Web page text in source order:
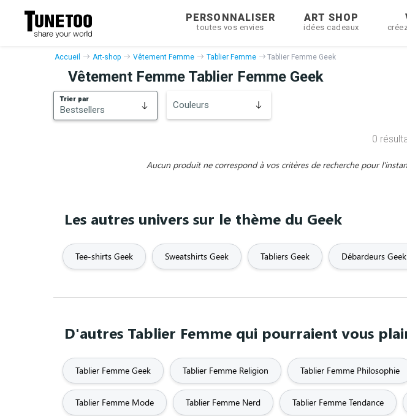
PERSONNALISER
toutes vos envies
ART SHOP
idées cadeaux
Accueil Art-shop Vêtement Femme Tablier Femme Tablier Femme Geek
Vêtement Femme Tablier Femme Geek
Trier par
Bestsellers Couleurs
0
Aucun produit ne correspond à vos critères de recherche pour
Les autres univers sur le thème du Geek
Tee-shirts Geek Sweatshirts Geek Tabliers Geek Débardeurs Geek
D'autres Tablier Femme qui pourraient vous
Tablier Femme Geek Tablier Femme Religion Tablier Femme Philosophie
Tablier Femme Mode Tablier Femme Nerd Tablier Femme Tendance